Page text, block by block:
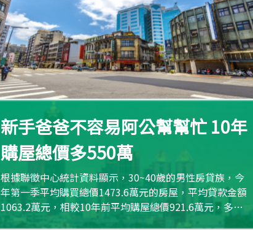
新手爸爸不容易阿公幫幫忙 10年
購屋總價多550萬
根據聯徵中心統計資料顯示，30~40歲的男性房貸族，今
年第一季平均購買總價1473.6萬元的房屋，平均貸款金額
1063.2萬元，相較10年前平均購屋總價921.6萬元，多出
約550萬元，且貸款金額也多